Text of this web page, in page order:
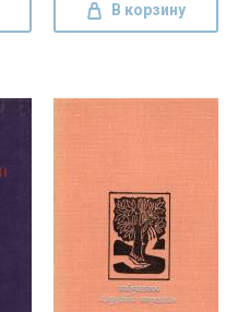
В корзину